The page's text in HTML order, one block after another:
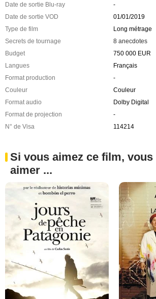
Date de sortie Blu-ray
-
Date de sortie VOD
01/01/2019
Type de film
Long métrage
Secrets de tournage
8 anecdotes
Budget
750 000 EUR
Langues
Français
Format production
-
Couleur
Couleur
Format audio
Dolby Digital
Format de projection
-
N° de Visa
114214
Si vous aimez ce film,
aimer ...